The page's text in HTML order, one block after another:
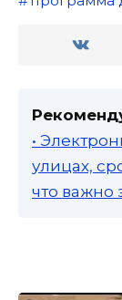
•
улицах,
что важно